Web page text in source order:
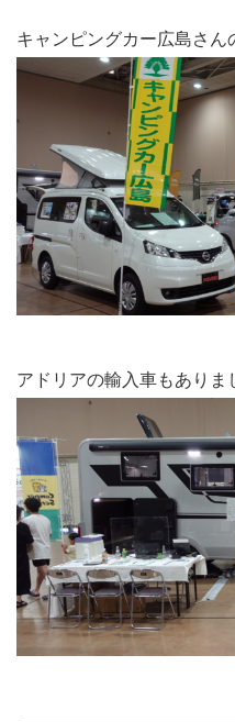
キャンピングカー広島さん
アドリアの輸入車もありま